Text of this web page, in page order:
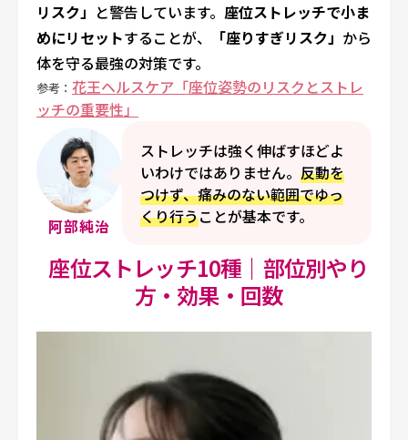
リスク」 と警告しています。 座位ストレッチで小ま
めにリセットすることが、 「座りすぎリスク」 から
体を守る最強の対策です。
参考： 花王ヘルスケア「座位姿勢のリスクとストレ
ッチの重要性」
阿部純治
ストレッチは強く伸ばすほどよ
いわけではありません。 反動を
つけず、痛みのない範囲でゆっ
くり行うことが基本です。
座位ストレッチ10種｜部位別やり
方・効果・回数